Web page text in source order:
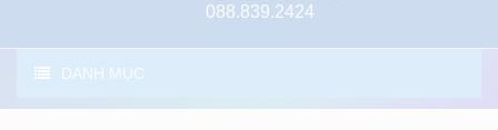
088.839.2424
DANH MỤC